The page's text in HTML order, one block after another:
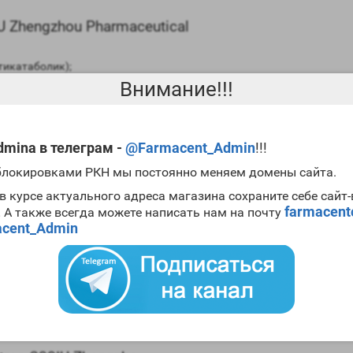
Внимание!!!
в телеграм - @Farmacent_Admin!!!
РКН мы постоянно меняем домены сайта.
актуального адреса магазина сохраните себе
А также всегда можете написать нам на почту
Pharmaceutical
в целом;
кости;
Pharmaceuticalможет не вызывать, так как в спорте
фактор роста.
в бодибилдинге
а в дальнейшем из-за его способности увеличивать
итоге его не запретили как допинг, что не остановило
. А в бодибилдинге его часто комбинируют с анаболическими